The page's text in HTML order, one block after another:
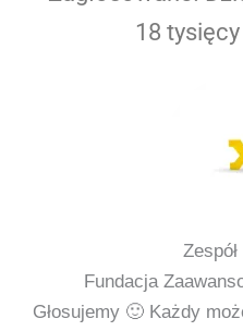
18
Fundacja
Głosujemy 🙂 Każdy